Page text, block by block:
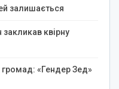
залишається
квірну
громад: «Гендер Зед»